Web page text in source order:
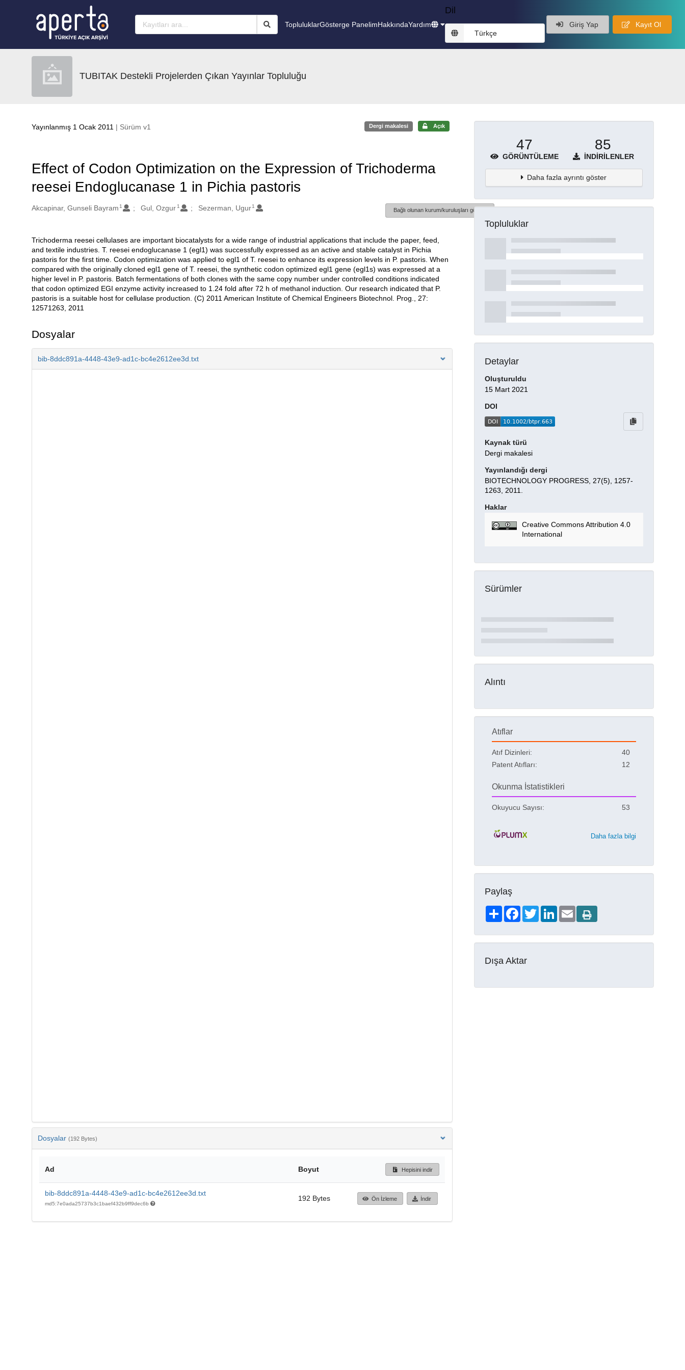
TopluluklarGösterge PanelimHakkındaYardım
Dil
Türkçe
Giriş Yap Kayıt Ol
TUBITAK Destekli Projelerden Çıkan Yayınlar Topluluğu
Yayınlanmış 1 Ocak 2011 | Sürüm v1 Dergi makalesi Açık
Effect of Codon Optimization on the Expression of Trichoderma
reesei Endoglucanase 1 in Pichia pastoris
Oluşturanlar
Akcapinar, Gunseli Bayram 1 Gul, Ozgur 1 Sezerman, Ugur1
Bağlı olunan kurum/kuruluşları göster
Açıklama
Trichoderma reesei cellulases are important biocatalysts for a wide range of industrial applications that include the paper, feed,
and textile industries. T. reesei endoglucanase 1 (egl1) was successfully expressed as an active and stable catalyst in Pichia
pastoris for the first time. Codon optimization was applied to egl1 of T. reesei to enhance its expression levels in P. pastoris. When
compared with the originally cloned egl1 gene of T. reesei, the synthetic codon optimized egl1 gene (egl1s) was expressed at a
higher level in P. pastoris. Batch fermentations of both clones with the same copy number under controlled conditions indicated
that codon optimized EGI enzyme activity increased to 1.24 fold after 72 h of methanol induction. Our research indicated that P.
pastoris is a suitable host for cellulase production. (C) 2011 American Institute of Chemical Engineers Biotechnol. Prog., 27:
12571263, 2011
Dosyalar
bib-8ddc891a-4448-43e9-ad1c-bc4e2612ee3d.txt
Dosyalar (192 Bytes)
Ad Boyut Hepisini indir
bib-8ddc891a-4448-43e9-ad1c-bc4e2612ee3d.txt
md5:7e0ada25737b3c1baef432b9ff9dec6b
192 Bytes Ön İzleme İndir
47
GÖRÜNTÜLEME
85
İNDIRILENLER
Daha fazla ayrıntı göster
Topluluklar
Detaylar
Oluşturuldu
15 Mart 2021
DOI
Kaynak türü
Dergi makalesi
Yayınlandığı dergi
BIOTECHNOLOGY PROGRESS, 27(5), 1257-
1263, 2011.
Haklar
Creative Commons Attribution 4.0
International
Sürümler
Alıntı
Atıflar
Atıf Dizinleri:
40
Patent Atıfları:
12
Okunma İstatistikleri
Okuyucu Sayısı: 53
Daha fazla bilgi
Paylaş
ShareFacebookTwitterLinkedIn
Email
Dışa Aktar